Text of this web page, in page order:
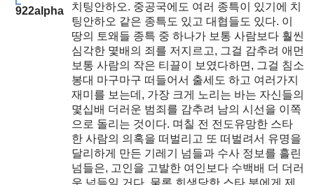
922alpha
치팅안하오. 중공국에도 여러 종특이 있기에 치
팅안하오 같은 종특도 있고 대협들도 있다. 이
땅의 토왜들 종특 중 하나가 보통 사람보다 훨씬
심각한 몇배의 죄를 저지르고, 그걸 감추려 애먼
보통 사람의 작은 티끌이 보였다하면, 그걸 침소
봉대 마구마구 떠들어서 출세도 하고 여러가지
재미를 보는데, 가장 크게 노리는 바는 자신들의
몇십배 더러운 범죄를 감추려 남의 시선을 이쪽
으로 돌리는 것이다. 며칠 전 전도유망한 스타
한 사람의 의혹을 떠벌리고 또 떠벌려서 유명을
달리하게 만든 기레기 넘들과 수사 정보를 흘린
넘들은, 고인을 고발한 여인보다 수백배 더 더러